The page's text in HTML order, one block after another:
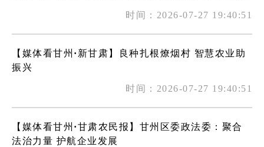
时间：2026-07-27 19:40:51
【媒体看甘州·新甘肃】良种扎根燎烟村 智慧农业助
振兴
时间：2026-07-27 19:40:51
【媒体看甘州·甘肃农民报】甘州区委政法委：聚合
法治力量 护航企业发展